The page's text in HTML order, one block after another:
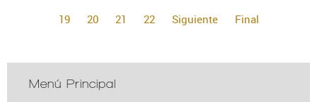
19
20 21 22 Siguiente Final
Menú Principal